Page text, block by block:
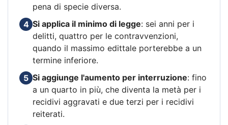
pena di specie diversa.
4 Si applica il minimo di legge: sei anni per i
delitti, quattro per le contravvenzioni,
quando il massimo edittale porterebbe a un
termine inferiore.
5 Si aggiunge l'aumento per interruzione: fino
a un quarto in più, che diventa la metà per i
recidivi aggravati e due terzi per i recidivi
reiterati.